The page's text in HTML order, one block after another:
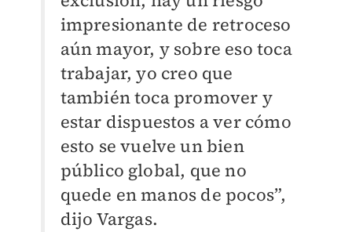
impresionante de retroceso
aún mayor, y sobre eso toca
trabajar, yo creo que
también toca promover y
estar dispuestos a ver cómo
esto se vuelve un bien
público global, que no
quede en manos de pocos”,
dijo Vargas.